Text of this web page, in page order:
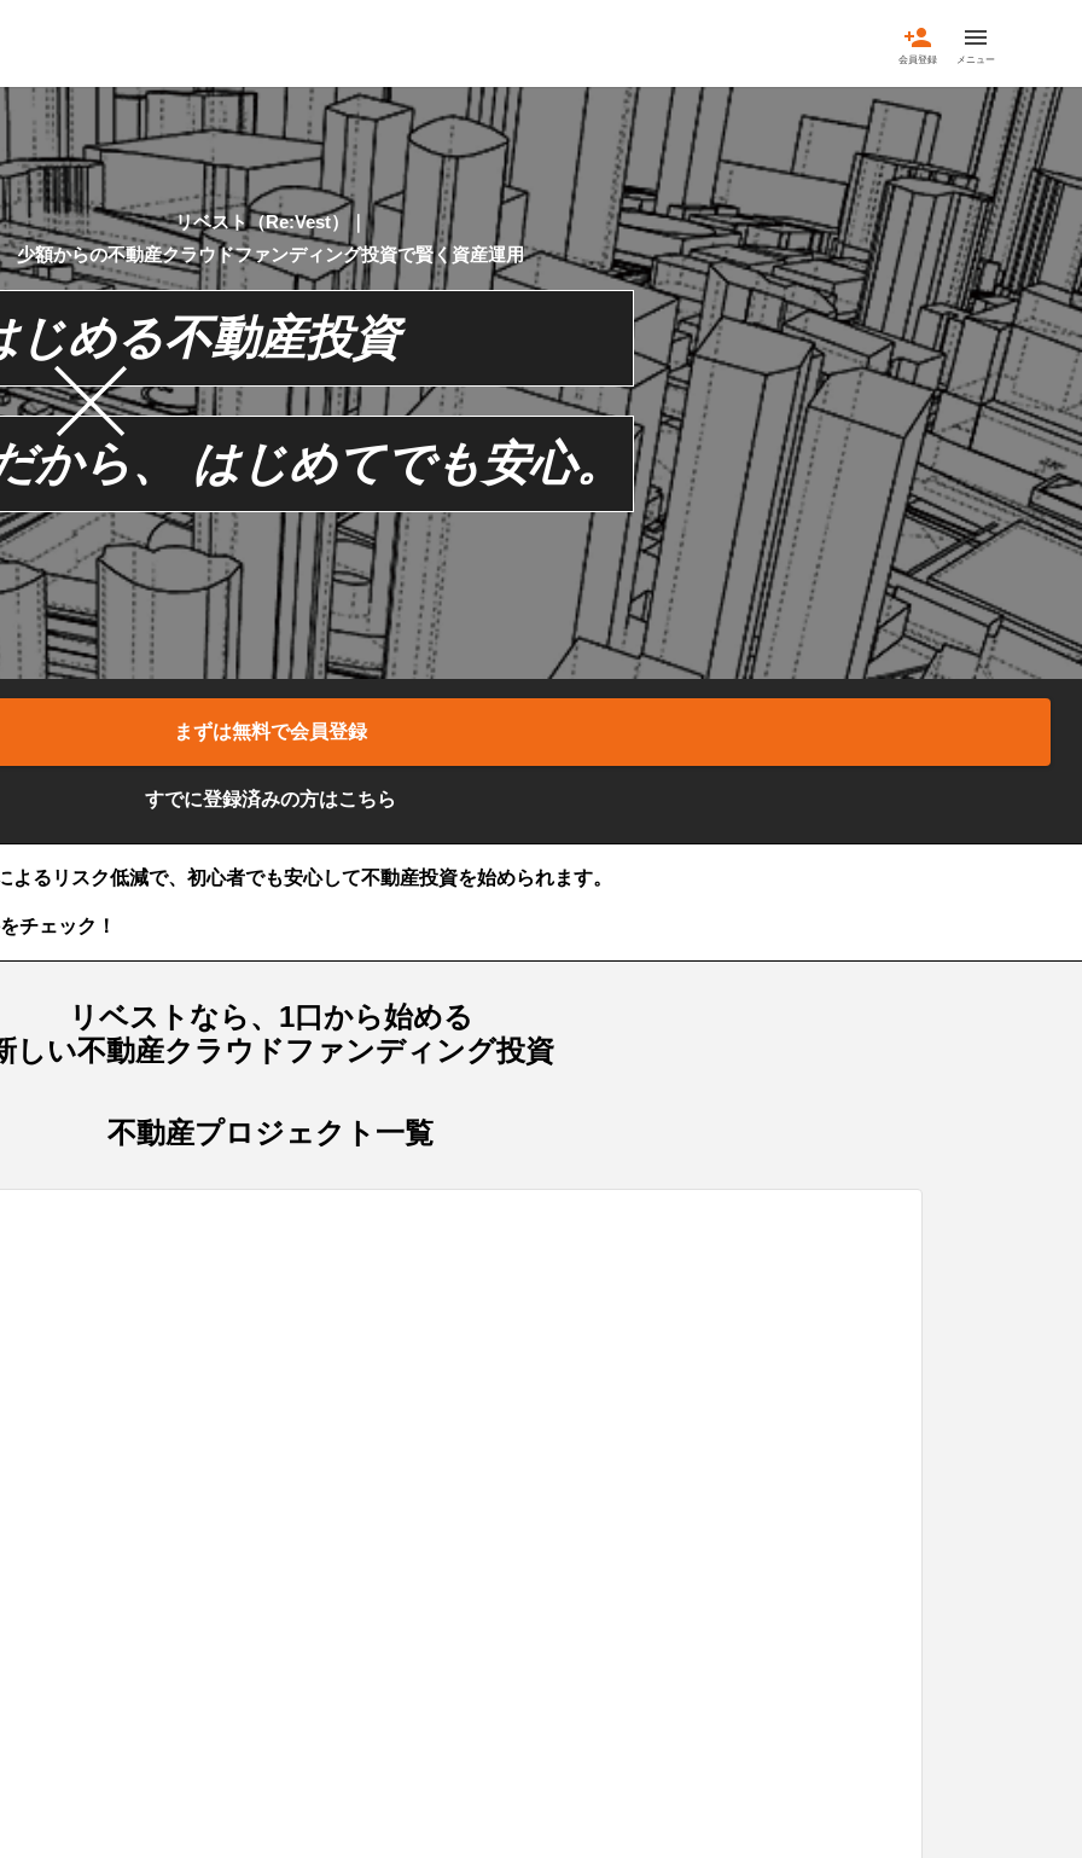
person_add
会員登録
menu
メニュー
リベスト（Re:Vest）｜
少額からの不動産クラウドファンディング投資で賢く資産運用
じめる不動産投資
から、 はじめてでも安心。
まずは無料で会員登録
すでに登録済みの方はこちら
よるリスク低減で、初心者でも安心して不動産投資を始められます。
チェック！
リベストなら、1口から始める
しい不動産クラウドファンディング投資
不動産プロジェクト一覧